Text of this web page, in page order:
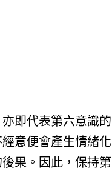
即代表第六意識的
意便會產生情緒化
果。因此，保持第